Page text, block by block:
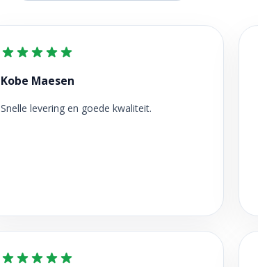
Kobe Maesen
Snelle levering en goede kwaliteit.